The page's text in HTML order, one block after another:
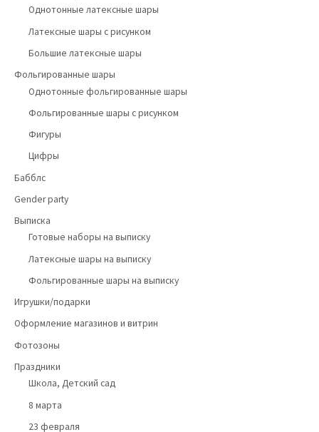
Однотонные латексные шары
Латексные шары с рисунком
Большие латексные шары
Фольгированные шары
Однотонные фольгированные шары
Фольгированные шары с рисунком
Фигуры
Цифры
Бабблс
Gender party
Выписка
Готовые наборы на выписку
Латексные шары на выписку
Фольгированные шары на выписку
Игрушки/подарки
Оформление магазинов и витрин
Фотозоны
Праздники
Школа, Детский сад
8 марта
23 февраля